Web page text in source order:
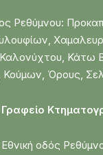
Ρεθύμνου:
Καλονύχτου,
Όρους,
Γραφείο
οδός